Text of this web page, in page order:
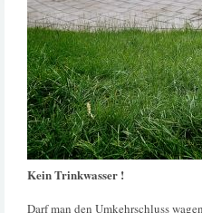
Kein Trinkwasser !
Darf man den Umkehrschluss